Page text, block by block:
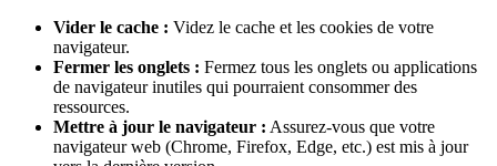
Vider le cache : Videz le cache et les cookies de votre
navigateur.
Fermer les onglets : Fermez tous les onglets ou applications
de navigateur inutiles qui pourraient consommer des
ressources.
Mettre à jour le navigateur : Assurez-vous que votre
navigateur web (Chrome, Firefox, Edge, etc.) est mis à jour